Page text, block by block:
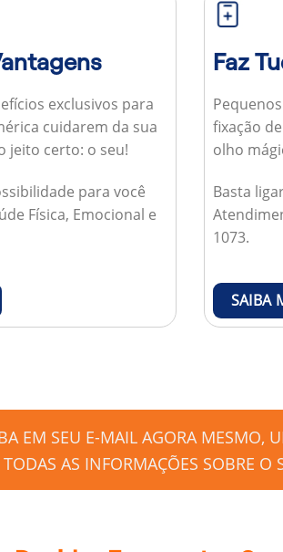
exclusivos para
cuidarem da sua
jeito certo: o seu!
para você
Física, Emocional e
Faz
fixação
olho
Basta
1073.
SAIBA
EM SEU E-MAIL AGORA MESMO,
AS INFORMAÇÕES SOBRE O